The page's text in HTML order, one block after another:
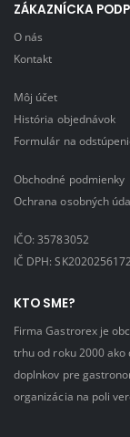
ZÁKAZNÍCKA
O nás
Kontakt
Môj účet
História objednávok
Formulár na
Obchodné podmienky
Ochrana osobných
IČO: 35783052
IČ DPH: SK2020256172
KTO SME?
Firma Gastrorex je
trhu od roku 2000 ako
doplnkov pre
organizácia na poli